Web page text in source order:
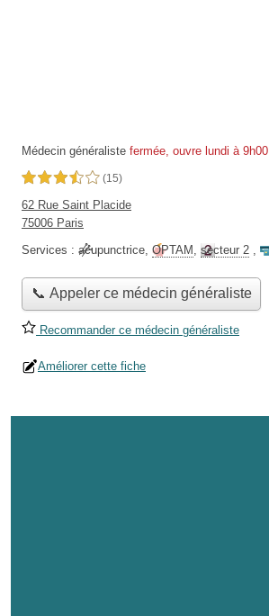
Médecin généraliste fermée, ouvre lundi à 9h00
3,5 étoiles sur 5 (15)
62 Rue Saint Placide
75006 Paris
Services : acupunctrice, OPTAM , secteur 2 ,
📞 Appeler ce médecin généraliste
Recommander ce médecin généraliste
Améliorer cette fiche